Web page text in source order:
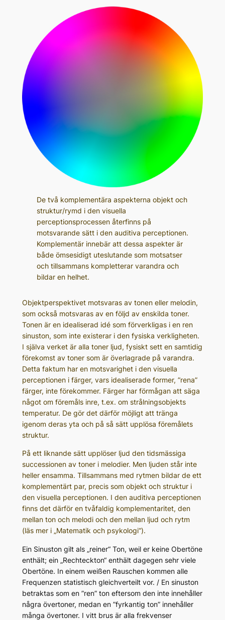
De två komplementära aspekterna objekt och
struktur/rymd i den visuella
perceptionsprocessen återfinns på
motsvarande sätt i den auditiva perceptionen.
Komplementär innebär att dessa aspekter är
både ömsesidigt uteslutande som motsatser
och tillsammans kompletterar varandra och
bildar en helhet.
Objektperspektivet motsvaras av tonen eller melodin,
som också motsvaras av en följd av enskilda toner.
Tonen är en idealiserad idé som förverkligas i en ren
sinuston, som inte existerar i den fysiska verkligheten.
I själva verket är alla toner ljud, fysiskt sett en samtidig
förekomst av toner som är överlagrade på varandra.
Detta faktum har en motsvarighet i den visuella
perceptionen i färger, vars idealiserade former, ”rena”
färger, inte förekommer. Färger har förmågan att säga
något om föremåls inre, t.ex. om strålningsobjekts
temperatur. De gör det därför möjligt att tränga
igenom deras yta och på så sätt upplösa föremålets
struktur.
På ett liknande sätt upplöser ljud den tidsmässiga
successionen av toner i melodier. Men ljuden står inte
heller ensamma. Tillsammans med rytmen bildar de ett
komplementärt par, precis som objekt och struktur i
den visuella perceptionen. I den auditiva perceptionen
finns det därför en tvåfaldig komplementaritet, den
mellan ton och melodi och den mellan ljud och rytm
(läs mer i „Matematik och psykologi“).
Ein Sinuston gilt als „reiner“ Ton, weil er keine Obertöne
enthält; ein „Rechteckton“ enthält dagegen sehr viele
Obertöne. In einem weißen Rauschen kommen alle
Frequenzen statistisch gleichverteilt vor. / En sinuston
betraktas som en ”ren” ton eftersom den inte innehåller
några övertoner, medan en ”fyrkantig ton” innehåller
många övertoner. I vitt brus är alla frekvenser